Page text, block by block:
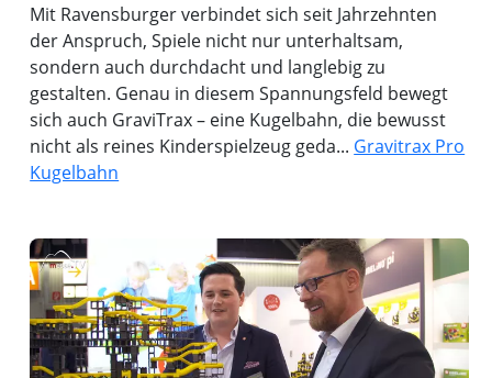
Mit Ravensburger verbindet sich seit Jahrzehnten
der Anspruch, Spiele nicht nur unterhaltsam,
sondern auch durchdacht und langlebig zu
gestalten. Genau in diesem Spannungsfeld bewegt
sich auch GraviTrax – eine Kugelbahn, die bewusst
nicht als reines Kinderspielzeug geda... Gravitrax Pro
Kugelbahn